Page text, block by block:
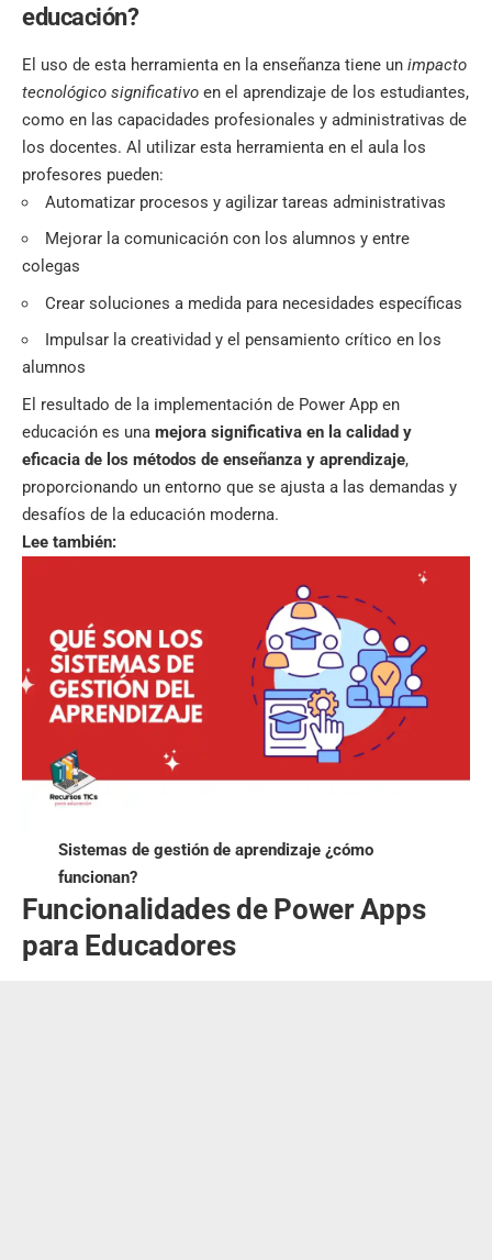
educación?
El uso de esta herramienta en la enseñanza tiene un impacto
tecnológico significativo en el aprendizaje de los estudiantes,
como en las capacidades profesionales y administrativas de
los docentes. Al utilizar esta herramienta en el aula los
profesores pueden:
Automatizar procesos y agilizar tareas administrativas
Mejorar la comunicación con los alumnos y entre
colegas
Crear soluciones a medida para necesidades específicas
Impulsar la creatividad y el pensamiento crítico en los
alumnos
El resultado de la implementación de Power App en
educación es una mejora significativa en la calidad y
eficacia de los métodos de enseñanza y aprendizaje,
proporcionando un entorno que se ajusta a las demandas y
desafíos de la educación moderna.
Lee también:
Sistemas de gestión de aprendizaje ¿cómo
funcionan?
Funcionalidades de Power Apps
para Educadores